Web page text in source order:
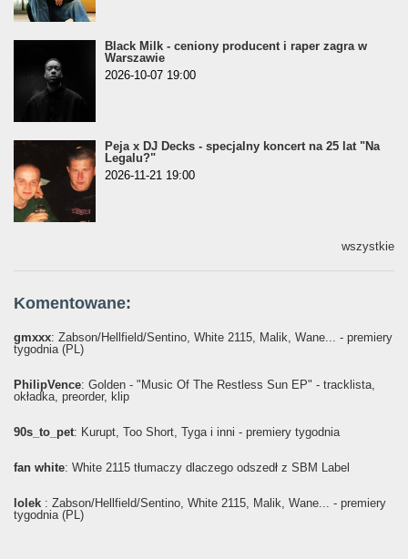
Black Milk - ceniony producent i raper zagra w
Warszawie
2026-10-07 19:00
Peja x DJ Decks - specjalny koncert na 25 lat "Na
Legalu?"
2026-11-21 19:00
wszystkie
Komentowane:
gmxxx: Żabson/Hellfield/Sentino, White 2115, Malik, Wane... - premiery
tygodnia (PL)
PhilipVence: Golden - "Music Of The Restless Sun EP" - tracklista,
okładka, preorder, klip
90s_to_pet: Kurupt, Too Short, Tyga i inni - premiery tygodnia
fan white: White 2115 tłumaczy dlaczego odszedł z SBM Label
lolek : Żabson/Hellfield/Sentino, White 2115, Malik, Wane... - premiery
tygodnia (PL)